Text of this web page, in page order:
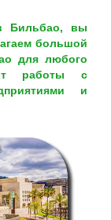
Бильбао, вы
большой
для любого
работы с
и